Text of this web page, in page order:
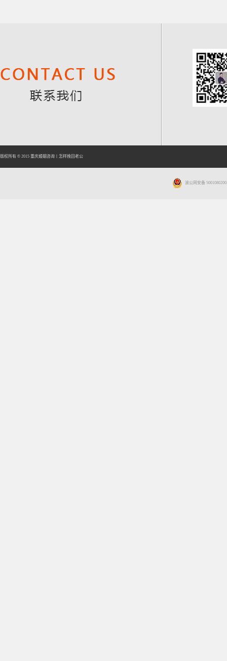
版权所有 © 2015 重庆婚姻咨询 怎样挽回老公
渝公网安备